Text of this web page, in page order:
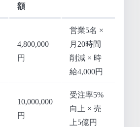
額
4,800,000
円
営業5名 ×
月20時間
削減 × 時
給4,000円
10,000,000
円
受注率5%
向上 × 売
上5億円